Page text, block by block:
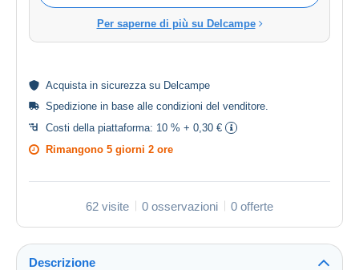
Per saperne di più su Delcampe
Acquista in sicurezza su Delcampe
Spedizione in base alle condizioni del venditore
Costi della piattaforma: 10 % + 0,30 €
Rimangono 5 giorni 2 ore
62 visite 0 osservazioni 0 offerte
Descrizione